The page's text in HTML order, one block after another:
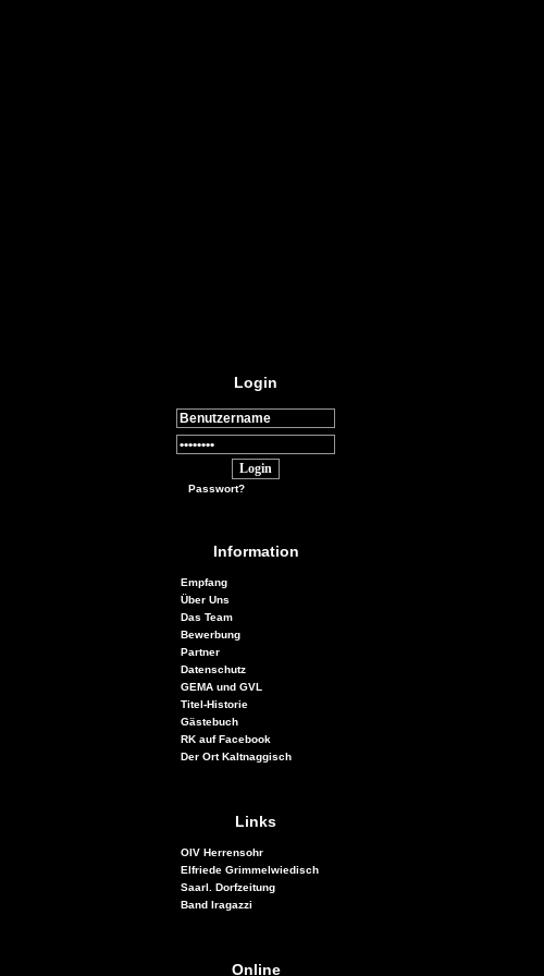
Login
Passwort?
Information
Empfang
Über Uns
Das Team
Bewerbung
Partner
Datenschutz
GEMA und GVL
Titel-Historie
Gästebuch
RK auf Facebook
Der Ort Kaltnaggisch
Links
OIV Herrensohr
Elfriede Grimmelwiedisch
Saarl. Dorfzeitung
Band Iragazzi
Online
01.09.2022 - 16:43